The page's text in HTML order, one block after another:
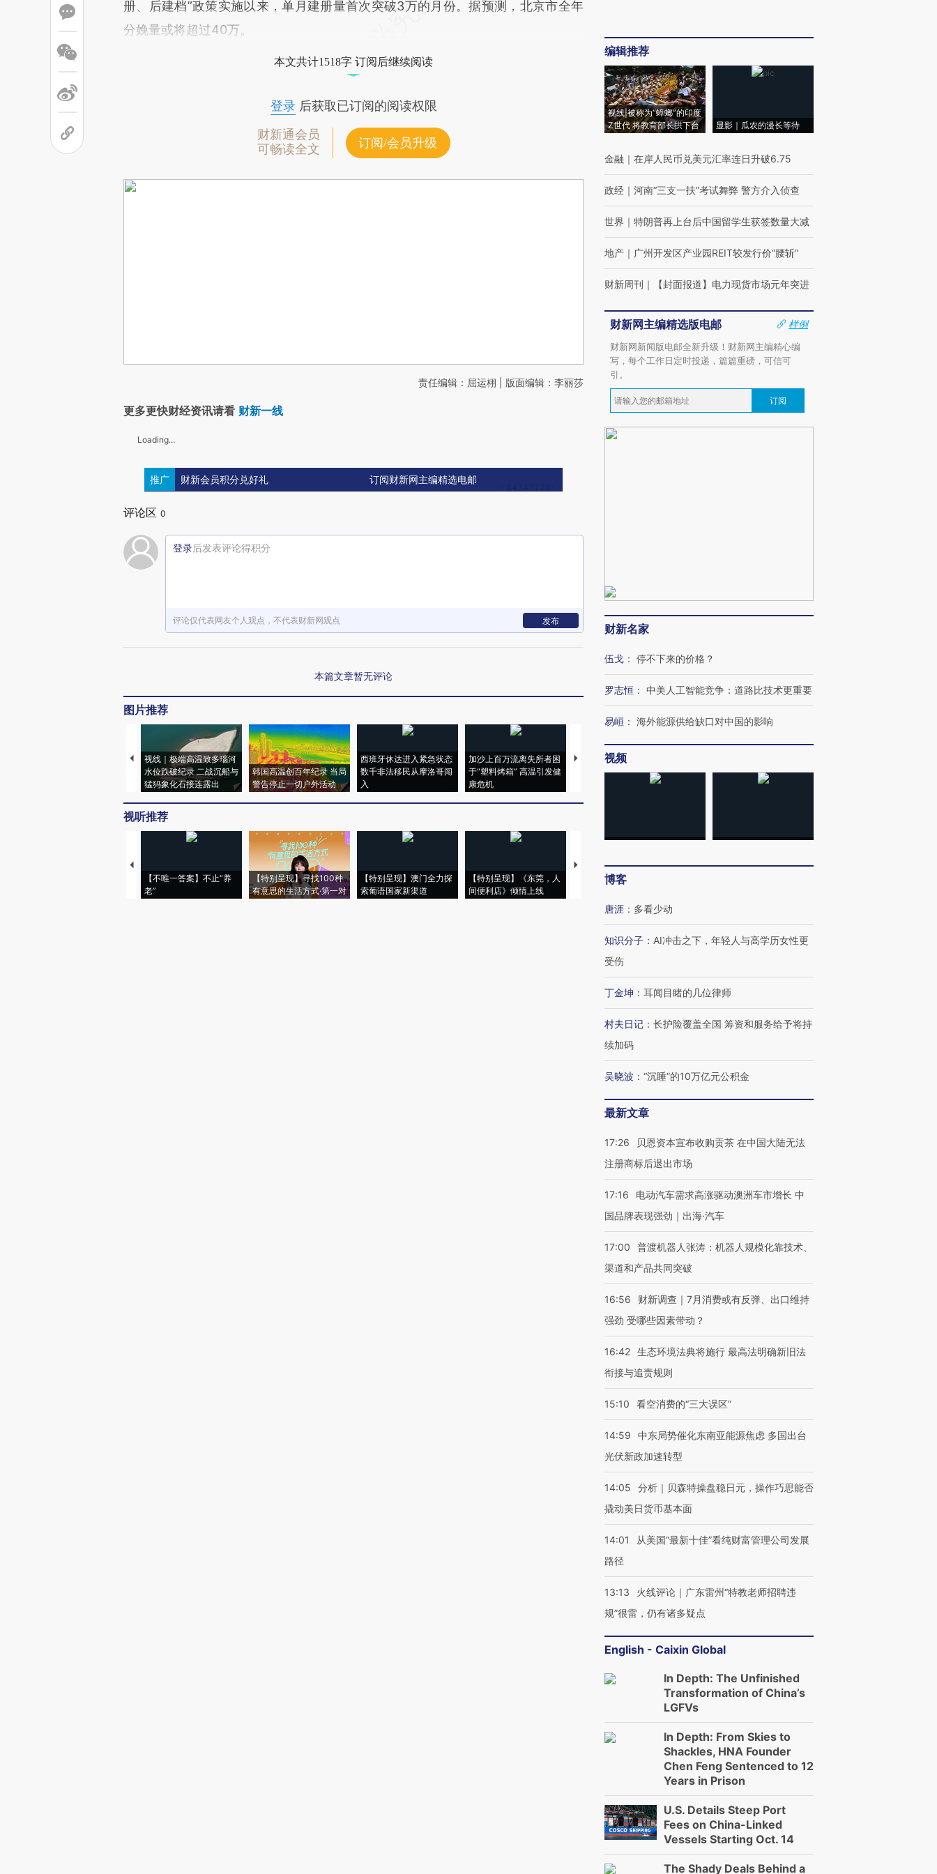
册、后建档”政策实施以来，单月建册量首次突破3万的月份。据预测，北京市全年
分娩量或将超过40万。
本文共计1518字 订阅后继续阅读
登录后获取已订阅的阅读权限
财新通会员
可畅读全文
订阅/会员升级
责任编辑：屈运栩 | 版面编辑：李丽莎
更多更快财经资讯请看 财新一线
Loading...
推广 财新会员积分兑好礼 订阅财新网主编精选电邮
评论区 0
登录后发表评论得积分
评论仅代表网友个人观点，不代表财新网观点 发布
本篇文章暂无评论
图片推荐
视线｜极端高温致多瑙河
水位跌破纪录 二战沉船与
猛犸象化石接连露出
韩国高温创百年纪录 当局
警告停止一切户外活动
西班牙休达进入紧急状态
数千非法移民从摩洛哥闯
入
加沙上百万流离失所者困
于“塑料烤箱” 高温引发健
康危机
马航飞行员跨国走私7万
粒摇头丸 尿检体内含3种
术：是什么让中产们甘
泽连斯基密集出访美英 索
视听推荐
【不唯一答案】不止“养
老”
【特别呈现】寻找100种
有意思的生活方式·第一对
【特别呈现】澳门全力探
索葡语国家新渠道
【特别呈现】《东莞，人
间便利店》倾情上线
【推广】走进第四届链博
会，让数智科技“链”接产
【商旅对话】华住集团
编辑推荐
视线|被称为“蟑螂”的印度
Z世代 将教育部长拱下台
显影｜瓜农的漫长等待
金融 ｜ 在岸人民币兑美元汇率连日升破6.75
政经 ｜ 河南“三支一扶”考试舞弊 警方介入侦查
世界 ｜ 特朗普再上台后中国留学生获签数量大减
地产 ｜ 广州开发区产业园REIT较发行价“腰斩”
财新周刊 ｜ 【封面报道】电力现货市场元年突进
财新网主编精选版电邮
样例
财新网新闻版电邮全新升级！财新网主编精心编
写，每个工作日定时投递，篇篇重磅，可信可
引。
订阅
财新名家
伍戈 ： 停不下来的价格？
罗志恒 ： 中美人工智能竞争：道路比技术更重要
易峘 ： 海外能源供给缺口对中国的影响
视频
博客
唐涯 ： 多看少动
知识分子 ： AI冲击之下，年轻人与高学历女性更
受伤
丁金坤 ： 耳闻目睹的几位律师
村夫日记 ： 长护险覆盖全国 筹资和服务给予将持
续加码
吴晓波 ： “沉睡”的10万亿元公积金
最新文章
17:26
贝恩资本宣布收购贡茶 在中国大陆无法
注册商标后退出市场
17:16
电动汽车需求高涨驱动澳洲车市增长 中
国品牌表现强劲｜出海·汽车
17:00
普渡机器人张涛：机器人规模化靠技术、
渠道和产品共同突破
16:56
财新调查｜7月消费或有反弹、出口维持
强劲 受哪些因素带动？
16:42 生态环境法典将施行 最高法明确新旧法
衔接与追责规则
15:10 看空消费的“三大误区”
14:59
中东局势催化东南亚能源焦虑 多国出台
光伏新政加速转型
14:05
分析｜贝森特操盘稳日元，操作巧思能否
撬动美日货币基本面
14:01
从美国“最新十佳”看纯财富管理公司发展
路径
13:13
火线评论｜广东雷州“特教老师招聘违
规”很雷，仍有诸多疑点
English - Caixin Global
In Depth: The Unfinished
Transformation of China’s
LGFVs
In Depth: From Skies to
Shackles, HNA Founder
Chen Feng Sentenced to 12
Years in Prison
U.S. Details Steep Port
Fees on China-Linked
Vessels Starting Oct. 14
The Shady Deals Behind a